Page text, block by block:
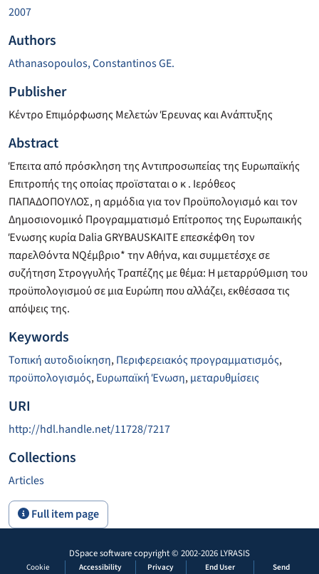
2007
Authors
Athanasopoulos, Constantinos GE.
Publisher
Κέντρο Επιμόρφωσης Μελετών Έρευνας και Ανάπτυξης
Abstract
Έπειτα από πρόσκληση της Αντιπροσωπείας της Ευρωπαϊκής
Επιτροπής της οποίας προϊσταται ο κ . Ιερόθεος
ΠΑΠΑΔΟΠΟΥΛΟΣ, η αρμόδια για τον Προϋπολογισμό και τον
Δημοσιονομικό Προγραμματισμό Επίτροπος της Ευρωπαικής
Ένωσης κυρία Dalia GRYBAUSKAITE επεσκέφΘη τον
παρελΘόντα ΝQέμβριο* την Αθήνα, και συμμετέσχε σε
συζήτηση Στρογγυλής Τραπέζης με θέμα: Η μεταρρύΘμιση του
προϋπολογισμού σε μια Ευρώπη που αλλάζει, εκθέσασα τις
απόψεις της.
Keywords
Τοπική αυτοδιοίκηση,Περιφερειακός προγραμματισμός,
προϋπολογισμός,Ευρωπαϊκή Ένωση,μεταρυθμίσεις
URI
http://hdl.handle.net/11728/7217
Collections
Articles
Full item page
DSpace softwarecopyright © 2002-2026 LYRASIS
Cookie Accessibility Privacy End User Send